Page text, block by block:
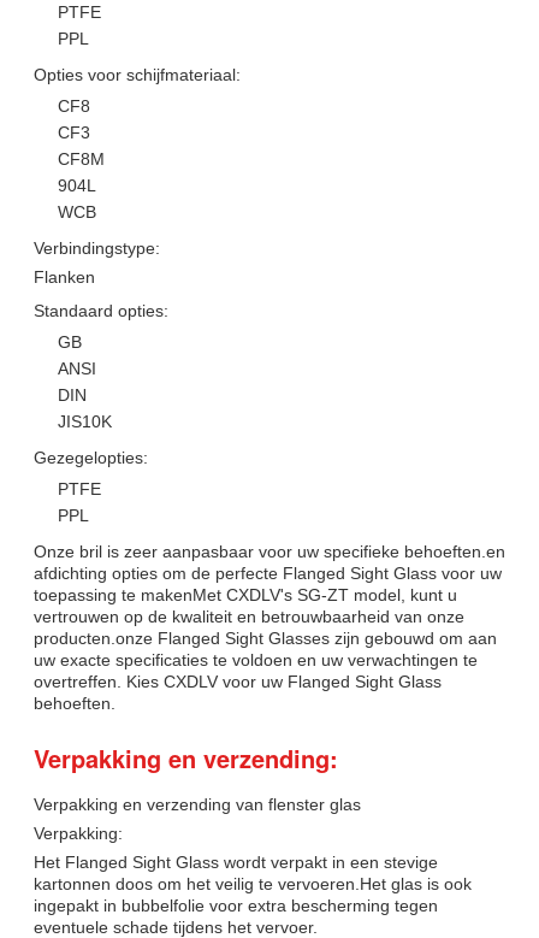
PTFE
PPL
Opties voor schijfmateriaal:
CF8
CF3
CF8M
904L
WCB
Verbindingstype:
Flanken
Standaard opties:
GB
ANSI
DIN
JIS10K
Gezegelopties:
PTFE
PPL
Onze bril is zeer aanpasbaar voor uw specifieke behoeften.en
afdichting opties om de perfecte Flanged Sight Glass voor uw
toepassing te makenMet CXDLV's SG-ZT model, kunt u
vertrouwen op de kwaliteit en betrouwbaarheid van onze
producten.onze Flanged Sight Glasses zijn gebouwd om aan
uw exacte specificaties te voldoen en uw verwachtingen te
overtreffen. Kies CXDLV voor uw Flanged Sight Glass
behoeften.
Verpakking en verzending:
Verpakking en verzending van flenster glas
Verpakking:
Het Flanged Sight Glass wordt verpakt in een stevige
kartonnen doos om het veilig te vervoeren.Het glas is ook
ingepakt in bubbelfolie voor extra bescherming tegen
eventuele schade tijdens het vervoer.